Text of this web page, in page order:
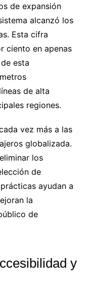
de expansión
alcanzó los
Esta cifra
ciento en apenas
esta
de alta
regiones.
vez más a las
globalizada.
los
de
ayudan a
la
de
y